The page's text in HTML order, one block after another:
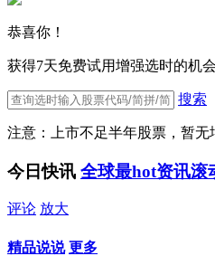
恭喜你！
获得7天免费试用增强选时的机会
搜索
注意：上市不足半年股票，暂无
今日快讯 全球最hot资讯滚
评论 放大
精品说说 更多